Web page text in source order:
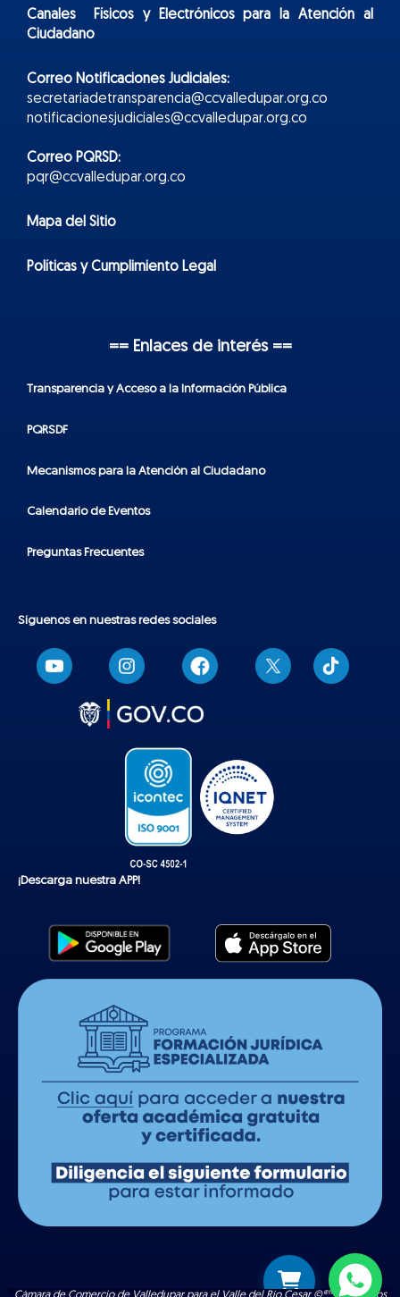
Canales Físicos yElectrónicospara la Atención al
Ciudadano
Correo Notificaciones Judiciales:
secretariadetransparencia@ccvalledupar.org.co
notificacionesjudiciales@ccvalledupar.org.co
Correo PQRSD:
pqr@ccvalledupar.org.co
Mapa del Sitio
Políticas y Cumplimiento Legal
== Enlaces de interés ==
Transparencia y Acceso a la Información Pública
PQRSDF
Mecanismos para la Atención al Ciudadano
Calendario de Eventos
Preguntas Frecuentes
Síguenos en nuestras redes sociales
T
i
k
¡Descarga nuestra APP!
Cámara de Comercio de Valledupar para el Valle del Río Cesar ©®™ | Todos los